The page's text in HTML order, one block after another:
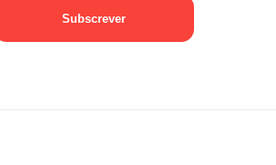
Subscrever